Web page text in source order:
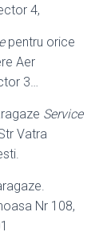
4,
pentru orice
Aer
3…
Service
Vatra
Nr 108,